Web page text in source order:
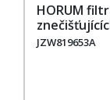
HORUM
JZW819653A